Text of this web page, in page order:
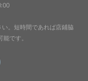
。短時間であれば店鋪脇
です。